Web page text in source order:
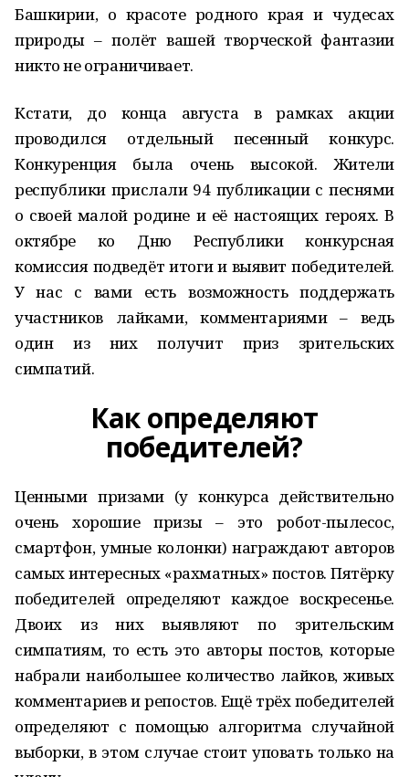
Башкирии, о красоте родного края и чудесах
природы – полёт вашей творческой фантазии
никто не ограничивает.
Кстати, до конца августа в рамках акции
проводился отдельный песенный конкурс.
Конкуренция была очень высокой. Жители
республики прислали 94 публикации с песнями
о своей малой родине и её настоящих героях. В
октябре ко Дню Рес­публики конкурсная
комиссия подведёт итоги и выявит победителей.
У нас с вами есть возможность поддержать
участников лайками, комментариями – ведь
один из них получит приз зрительских
симпатий.
Как определяют
победителей?
Ценными призами (у конкурса действительно
очень хорошие призы – это робот-пылесос,
смартфон, умные колонки) награждают авторов
самых интересных «рахматных» постов. Пятёрку
победителей определяют каждое воскресенье.
Двоих из них выявляют по зрительским
симпатиям, то есть это авторы постов, которые
набрали наибольшее количество лайков, живых
комментариев и репостов. Ещё трёх победителей
определяют с помощью алгоритма случайной
выборки, в этом случае стоит уповать только на